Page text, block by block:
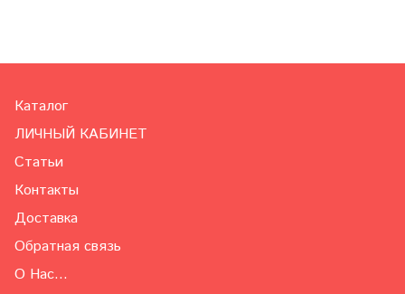
Каталог
ЛИЧНЫЙ КАБИНЕТ
Статьи
Контакты
Доставка
Обратная связь
О Нас...